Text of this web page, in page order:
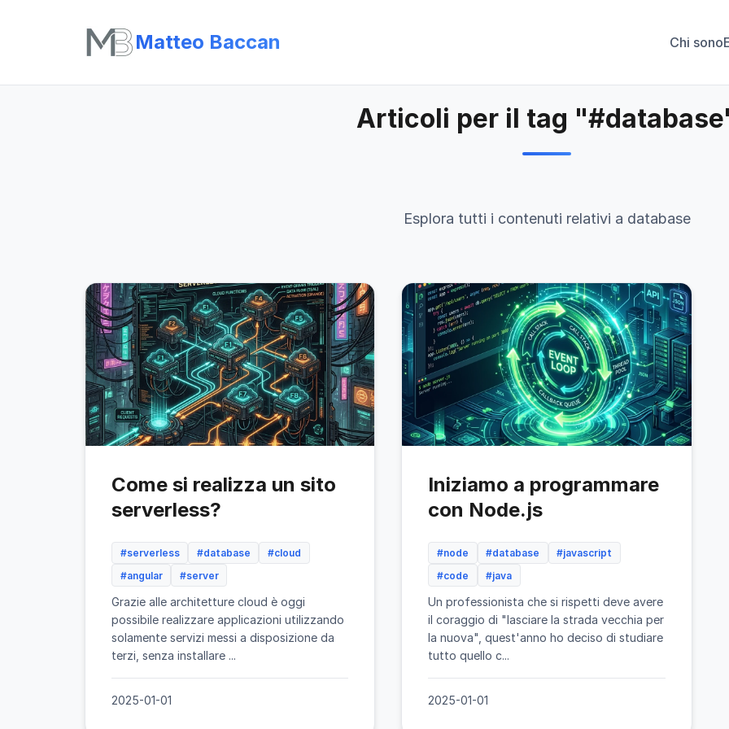
Matteo Baccan Chi sono
Articoli per il tag
Esplora tutti i contenuti relativi a database
Come si realizza un sito
serverless?
#serverless #database
#cloud
#angular
#server
Grazie alle architetture cloud è oggi
possibile realizzare applicazioni utilizzando
solamente servizi messi a disposizione da
terzi, senza installare ...
2025-01-01
Iniziamo a programmare
con Node.js
#node #database
#javascript
#code
#java
Un professionista che si rispetti deve avere
il coraggio di "lasciare la strada vecchia per
la nuova", quest'anno ho deciso di studiare
tutto quello c...
2025-01-01